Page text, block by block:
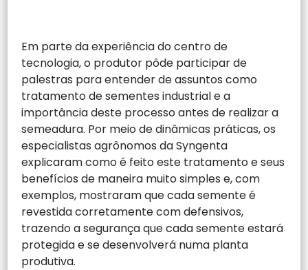
Em parte da experiência do centro de
tecnologia, o produtor pôde participar de
palestras para entender de assuntos como
tratamento de sementes industrial e a
importância deste processo antes de realizar a
semeadura. Por meio de dinâmicas práticas, os
especialistas agrônomos da Syngenta
explicaram como é feito este tratamento e seus
benefícios de maneira muito simples e, com
exemplos, mostraram que cada semente é
revestida corretamente com defensivos,
trazendo a segurança que cada semente estará
protegida e se desenvolverá numa planta
produtiva.